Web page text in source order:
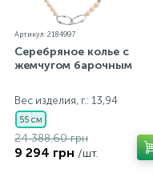
Артикул: 2184997
Серебряное колье с
жемчугом барочным
Вес изделия, г.: 13,94
55 см
24 388.60 грн
9 294 грн /шт.